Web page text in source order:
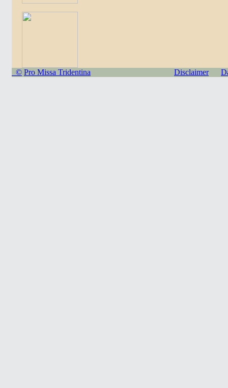
© Pro Missa Tridentina Disclaimer